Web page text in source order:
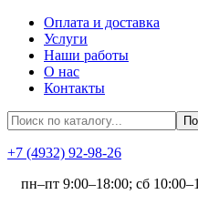
Оплата и доставка
Услуги
Наши работы
О нас
Контакты
+7 (4932) 92-98-26
пн–пт 9:00–18:00; сб